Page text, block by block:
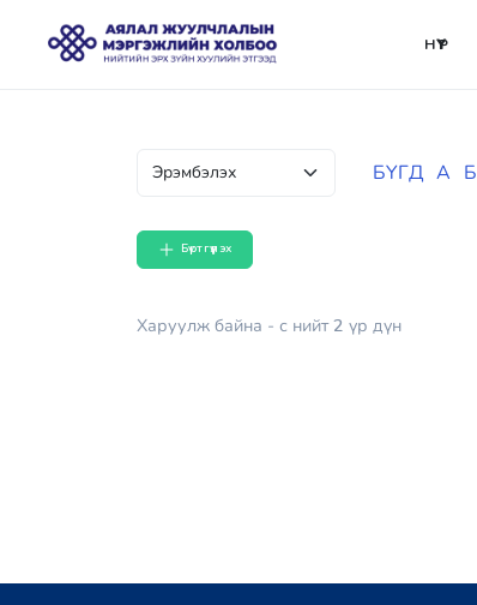
НҮҮР
БҮГД А Б
Бүртгүүлэх
Харуулж байна - с нийт2 үр дүн